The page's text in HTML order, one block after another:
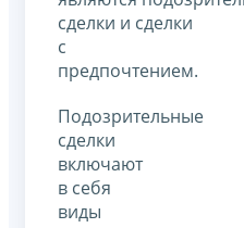
сделки и сделки
с
предпочтением.
Подозрительные
сделки
включают
в себя
виды